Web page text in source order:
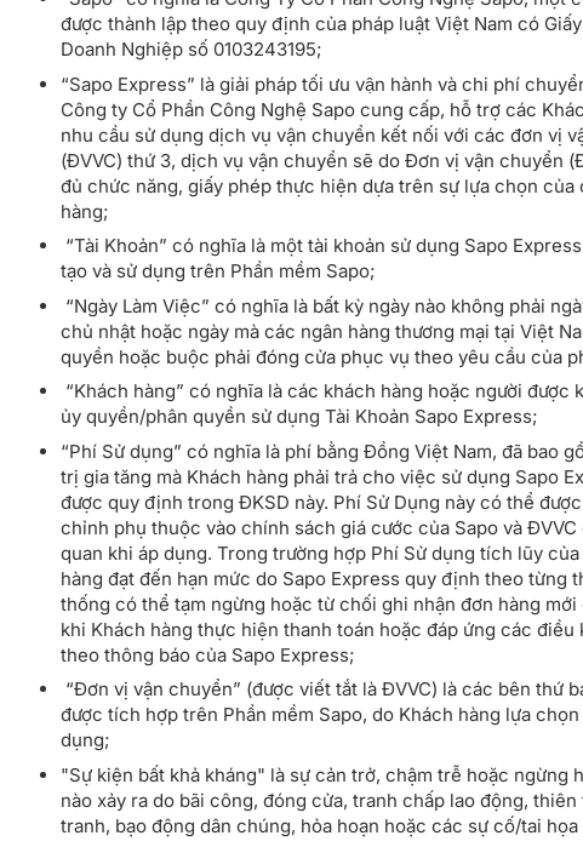
được thành lập theo quy định của pháp luật Việt Nam có
Doanh Nghiệp số 0103243195;
“Sapo Express” là giải pháp tối ưu vận hành và chi phí
Công ty Cổ Phần Công Nghệ Sapo cung cấp, hỗ trợ các
nhu cầu sử dụng dịch vụ vận chuyển kết nối với các đơn vị
(ĐVVC) thứ 3, dịch vụ vận chuyển sẽ do Đơn vị vận chuyển
đủ chức năng, giấy phép thực hiện dựa trên sự lựa chọn của
hàng;
“Tài Khoản” có nghĩa là một tài khoản sử dụng Sapo
tạo và sử dụng trên Phần mềm Sapo;
“Ngày Làm Việc” có nghĩa là bất kỳ ngày nào không phải
chủ nhật hoặc ngày mà các ngân hàng thương mại tại Việt
quyền hoặc buộc phải đóng cửa phục vụ theo yêu cầu của
“Khách hàng” có nghĩa là các khách hàng hoặc người được
ủy quyền/phân quyền sử dụng Tài Khoản Sapo Express;
“Phí Sử dụng” có nghĩa là phí bằng Đồng Việt Nam, đã bao
trị gia tăng mà Khách hàng phải trả cho việc sử dụng Sapo
được quy định trong ĐKSD này. Phí Sử Dụng này có thể
chỉnh phụ thuộc vào chính sách giá cước của Sapo và ĐVVC
quan khi áp dụng. Trong trường hợp Phí Sử dụng tích lũy của
hàng đạt đến hạn mức do Sapo Express quy định theo từng
thống có thể tạm ngừng hoặc từ chối ghi nhận đơn hàng mới
khi Khách hàng thực hiện thanh toán hoặc đáp ứng các điều
theo thông báo của Sapo Express;
“Đơn vị vận chuyển” (được viết tắt là ĐVVC) là các bên thứ
được tích hợp trên Phần mềm Sapo, do Khách hàng lựa
dụng;
"Sự kiện bất khả kháng" là sự cản trở, chậm trễ hoặc ngừng
nào xảy ra do bãi công, đóng cửa, tranh chấp lao động, thiên
tranh, bạo động dân chúng, hỏa hoạn hoặc các sự cố/tai họa